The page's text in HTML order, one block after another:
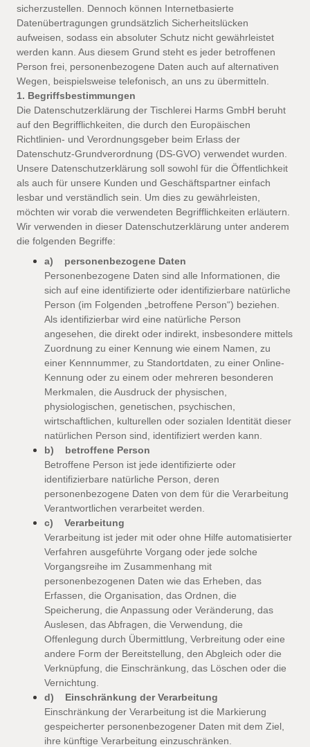
sicherzustellen. Dennoch können Internetbasierte
Datenübertragungen grundsätzlich Sicherheitslücken
aufweisen, sodass ein absoluter Schutz nicht gewährleistet
werden kann. Aus diesem Grund steht es jeder betroffenen
Person frei, personenbezogene Daten auch auf alternativen
Wegen, beispielsweise telefonisch, an uns zu übermitteln.
1. Begriffsbestimmungen
Die Datenschutzerklärung der Tischlerei Harms GmbH beruht
auf den Begrifflichkeiten, die durch den Europäischen
Richtlinien- und Verordnungsgeber beim Erlass der
Datenschutz-Grundverordnung (DS-GVO) verwendet wurden.
Unsere Datenschutzerklärung soll sowohl für die Öffentlichkeit
als auch für unsere Kunden und Geschäftspartner einfach
lesbar und verständlich sein. Um dies zu gewährleisten,
möchten wir vorab die verwendeten Begrifflichkeiten erläutern.
Wir verwenden in dieser Datenschutzerklärung unter anderem
die folgenden Begriffe:
a) personenbezogene Daten
Personenbezogene Daten sind alle Informationen, die
sich auf eine identifizierte oder identifizierbare natürliche
Person (im Folgenden „betroffene Person“) beziehen.
Als identifizierbar wird eine natürliche Person
angesehen, die direkt oder indirekt, insbesondere mittels
Zuordnung zu einer Kennung wie einem Namen, zu
einer Kennnummer, zu Standortdaten, zu einer Online-
Kennung oder zu einem oder mehreren besonderen
Merkmalen, die Ausdruck der physischen,
physiologischen, genetischen, psychischen,
wirtschaftlichen, kulturellen oder sozialen Identität dieser
natürlichen Person sind, identifiziert werden kann.
b) betroffene Person
Betroffene Person ist jede identifizierte oder
identifizierbare natürliche Person, deren
personenbezogene Daten von dem für die Verarbeitung
Verantwortlichen verarbeitet werden.
c) Verarbeitung
Verarbeitung ist jeder mit oder ohne Hilfe automatisierter
Verfahren ausgeführte Vorgang oder jede solche
Vorgangsreihe im Zusammenhang mit
personenbezogenen Daten wie das Erheben, das
Erfassen, die Organisation, das Ordnen, die
Speicherung, die Anpassung oder Veränderung, das
Auslesen, das Abfragen, die Verwendung, die
Offenlegung durch Übermittlung, Verbreitung oder eine
andere Form der Bereitstellung, den Abgleich oder die
Verknüpfung, die Einschränkung, das Löschen oder die
Vernichtung.
d) Einschränkung der Verarbeitung
Einschränkung der Verarbeitung ist die Markierung
gespeicherter personenbezogener Daten mit dem Ziel,
ihre künftige Verarbeitung einzuschränken.